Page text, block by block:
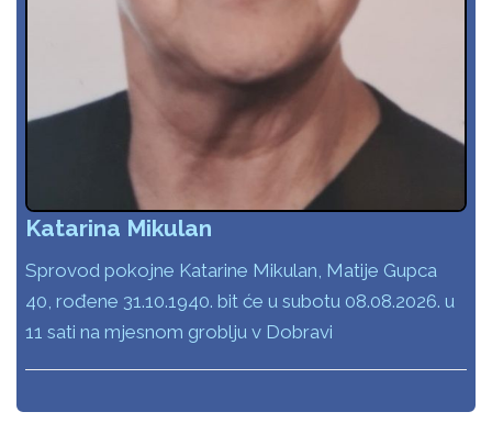
Katarina Mikulan
Sprovod pokojne Katarine Mikulan, Matije Gupca
40, rođene 31.10.1940. bit će u subotu 08.08.2026. u
11 sati na mjesnom groblju v Dobravi